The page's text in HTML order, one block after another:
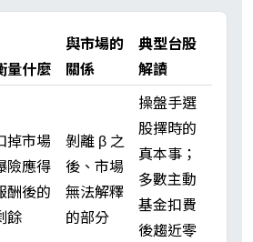
量什麼
與市場的
關係
典型台股
解讀
掉市場
險應得
酬後的
餘
剝離 β 之
後、市場
無法解釋
的部分
操盤手選
股擇時的
真本事；
多數主動
基金扣費
後趨近零